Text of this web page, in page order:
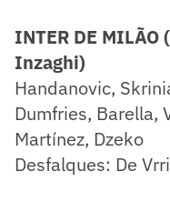
INTER DE
Inzaghi)
Handanovic,
Dumfries, Barella,
Martínez, Dzeko
Desfalques: De